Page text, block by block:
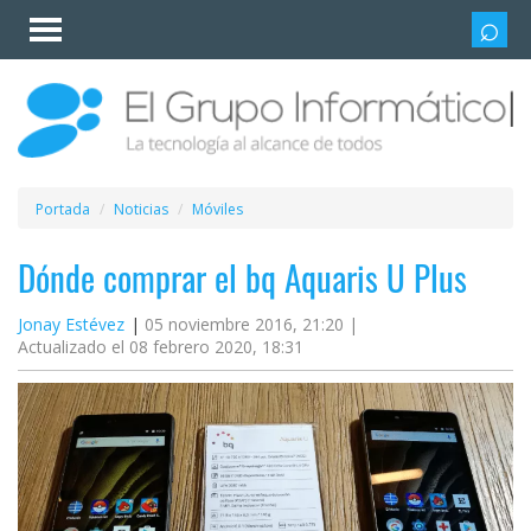
Invitado
Iniciar
sesión /
Registrarse
Esenciales
Móviles
Ofertas
Apps
Redes
sociales
Plataformas
Portada Noticias Móviles
Dónde comprar el bq Aquaris U Plus
Jonay Estévez
05 noviembre 2016, 21:20 |
Actualizado el 08 febrero 2020, 18:31